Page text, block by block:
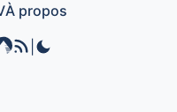
À propos